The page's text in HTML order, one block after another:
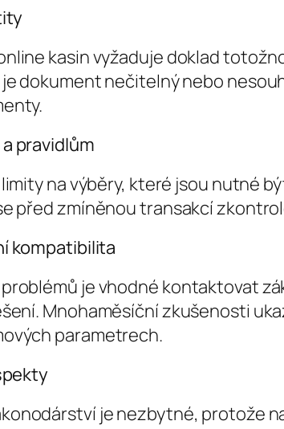
kasin vyžaduje doklad
dokument nečitelný nebo
pravidlům
na výběry, které jsou nutné
před zmíněnou transakcí
kompatibilita
je vhodné kontaktovat
Mnohaměsíční zkušenosti
parametrech.
je nezbytné, protože